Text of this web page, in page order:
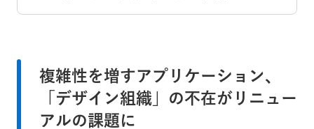
複雑性を増すアプリケーション、
「デザイン組織」の不在がリニュー
アルの課題に